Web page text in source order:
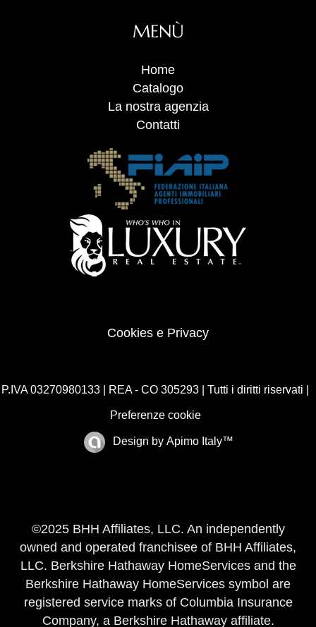
MENÙ
Home
Catalogo
La nostra agenzia
Contatti
Cookies e Privacy
P.IVA 03270980133 | REA - CO 305293 | Tutti i diritti riservati |
Preferenze cookie
Design by Apimo Italy™
©2025 BHH Affiliates, LLC. An independently
owned and operated franchisee of BHH Affiliates,
LLC. Berkshire Hathaway HomeServices and the
Berkshire Hathaway HomeServices symbol are
registered service marks of Columbia Insurance
Company, a Berkshire Hathaway affiliate.